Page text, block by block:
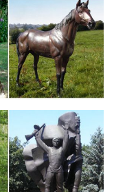
искусства. 1.1
от
главным
цветы, фигурки
определенных
пластины, или
крест с